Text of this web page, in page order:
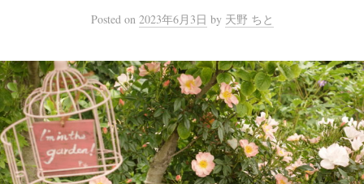
Posted on 2023年6月3日 by 天野 ちと